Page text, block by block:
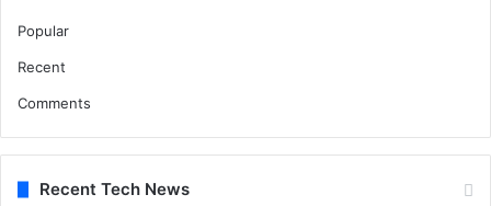
Popular
Recent
Comments
Recent Tech News